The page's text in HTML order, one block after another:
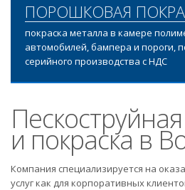
ПОРОШКОВАЯ
покраска металла в камере
автомобилей, бампера и пороги,
серийного производства с НДС
и покраска в
Компания специализируется на
услуг как для корпоративных